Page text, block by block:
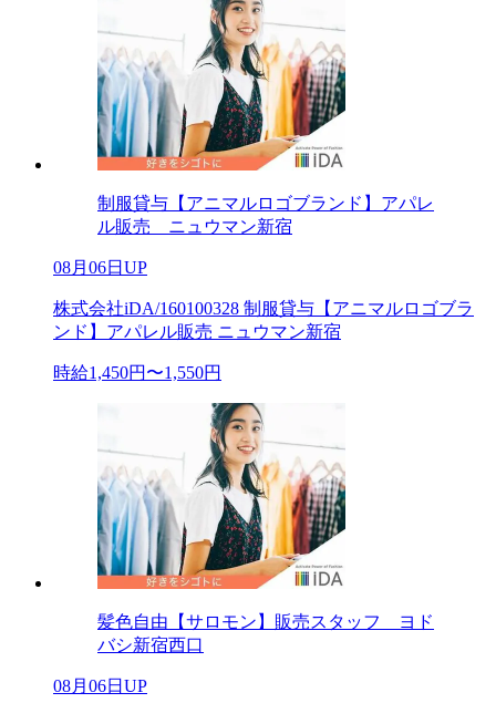
制服貸与【アニマルロゴブランド】アパレ
ル販売 ニュウマン新宿
08月06日UP
株式会社iDA/160100328 制服貸与【アニマルロゴブラ
ンド】アパレル販売 ニュウマン新宿
時給1,450円〜1,550円
髪色自由【サロモン】販売スタッフ ヨド
バシ新宿西口
08月06日UP